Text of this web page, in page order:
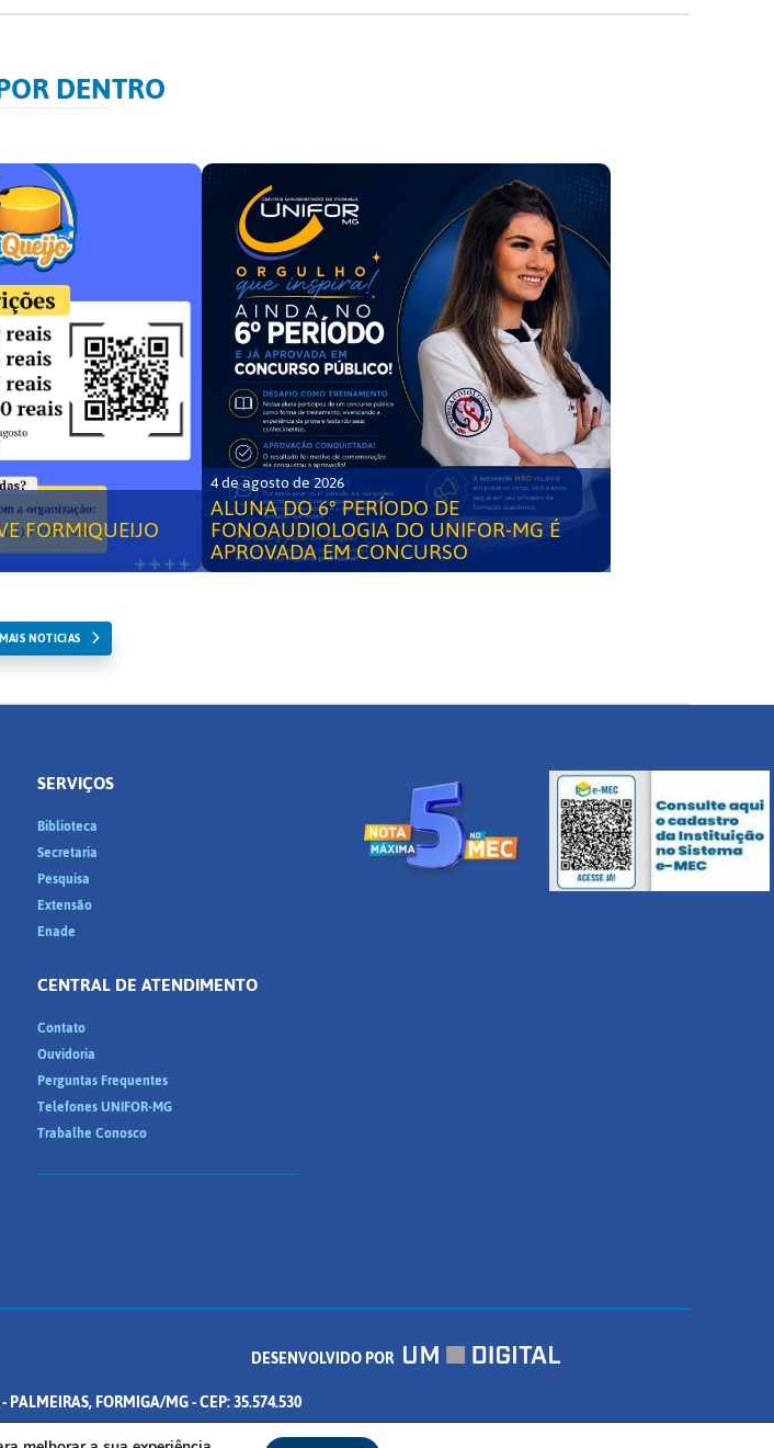
DENTRO
FORMIQUEIJO
4 de agosto de 2026
ALUNA DO 6° PERÍODO DE
FONOAUDIOLOGIA DO UNIFOR-MG É
APROVADA EM CONCURSO
NOTICIAS
SERVIÇOS
Biblioteca
Secretaria
Pesquisa
Extensão
Enade
CENTRAL DE ATENDIMENTO
Contato
Ouvidoria
Perguntas Frequentes
Telefones UNIFOR-MG
Trabalhe Conosco
DESENVOLVIDO POR
FORMIGA/MG - CEP: 35.574.530